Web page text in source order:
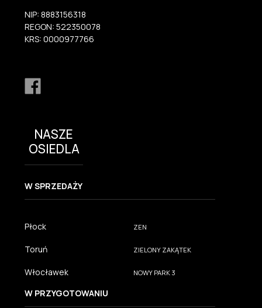
NIP: 8883156318
REGON: 522350078
KRS: 0000977766
NASZE
OSIEDLA
W SPRZEDAŻY
Płock ZEN
Toruń ZIELONY ZAKĄTEK
Włocławek NOWY PARK 3
W PRZYGOTOWANIU